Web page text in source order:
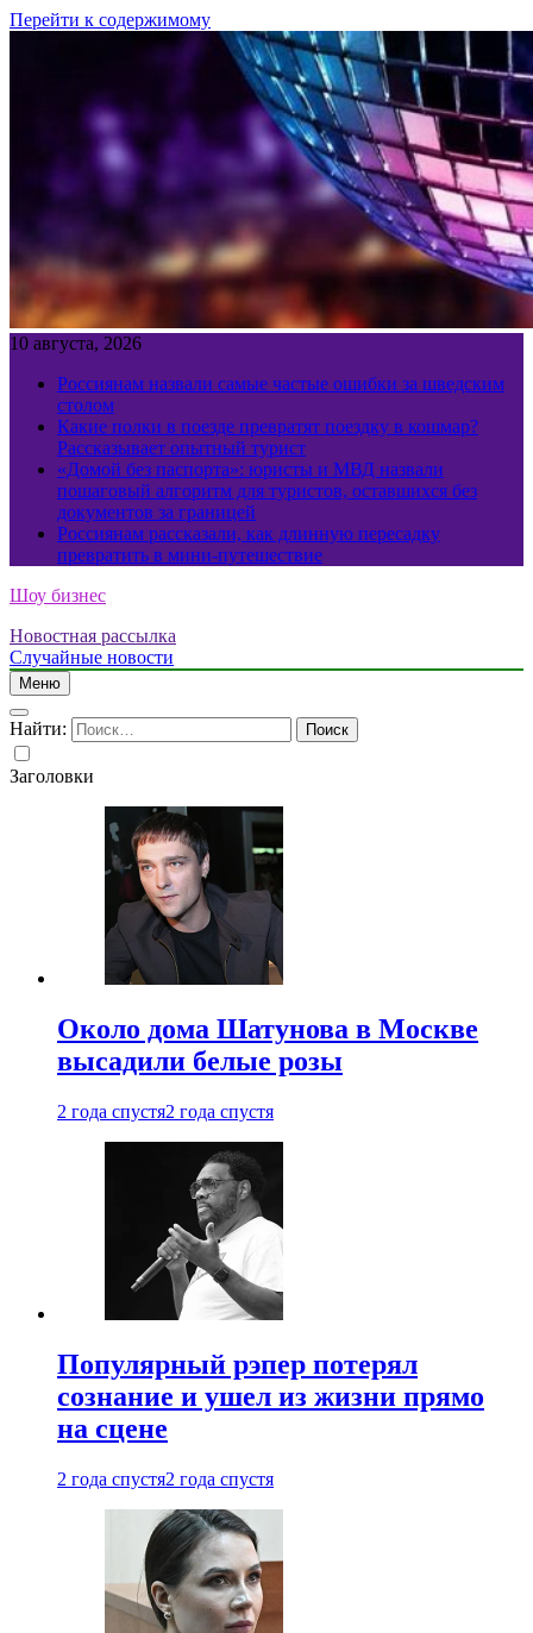
Перейти к содержимому
10 августа, 2026
Россиянам назвали самые частые ошибки за шведским
столом
Какие полки в поезде превратят поездку в кошмар?
Рассказывает опытный турист
«Домой без паспорта»: юристы и МВД назвали
пошаговый алгоритм для туристов, оставшихся без
документов за границей
Россиянам рассказали, как длинную пересадку
превратить в мини-путешествие
Шоу бизнес
Новостная рассылка
Случайные новости
Меню
Найти:
Заголовки
Около дома Шатунова в Москве
высадили белые розы
2 года спустя2 года спустя
Популярный рэпер потерял
сознание и ушел из жизни прямо
на сцене
2 года спустя2 года спустя